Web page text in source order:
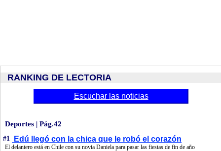
RANKING DE LECTORIA
Escuchar las noticias
Deportes | Pág.42
#1 Edú llegó con la chica que le robó el corazón
El delantero está en Chile con su novia Daniela para pasar las fiestas de fin de año